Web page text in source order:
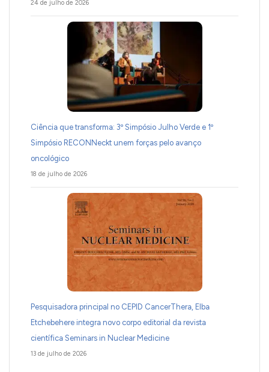
24 de julho de 2026
Ciência que transforma: 3º Simpósio Julho Verde e 1º
Simpósio RECONNeckt unem forças pelo avanço
oncológico
18 de julho de 2026
Pesquisadora principal no CEPID CancerThera, Elba
Etchebehere integra novo corpo editorial da revista
científica Seminars in Nuclear Medicine
13 de julho de 2026